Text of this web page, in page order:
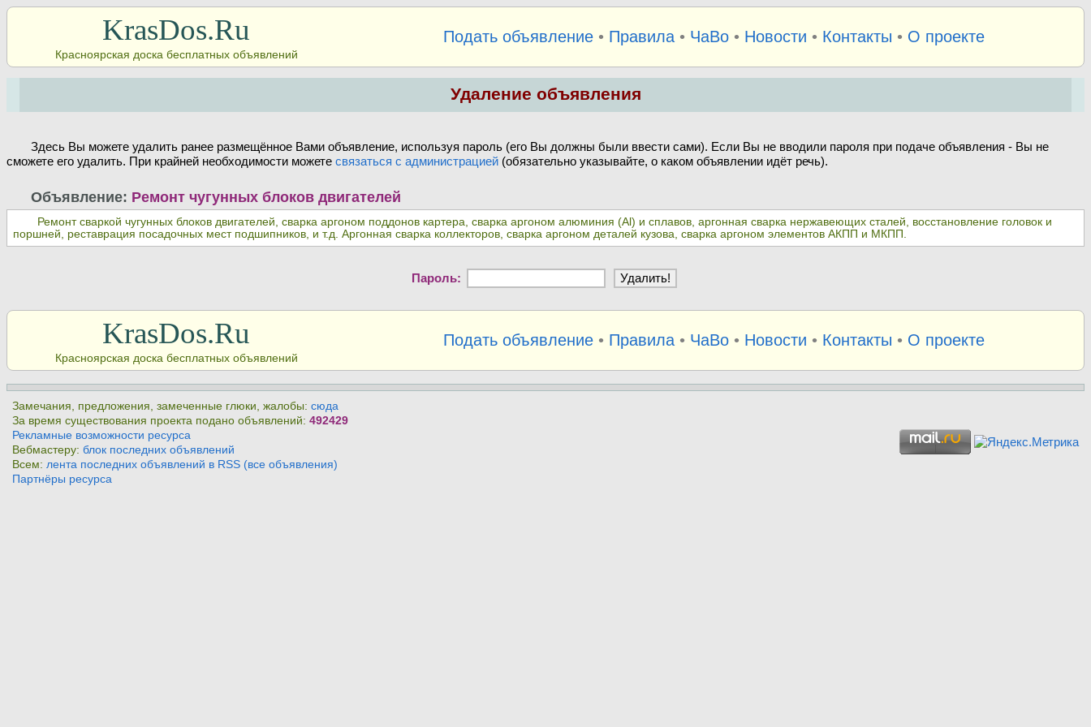
KrasDos.Ru
Красноярская доска бесплатных объявлений
Подать объявление• Правила• ЧаВо• Новости • Контакты • О проекте
Удаление объявления
Здесь Вы можете удалить ранее размещённое Вами объявление, используя пароль (его Вы должны были ввести сами). Если Вы не вводили пароля при подаче объявления - Вы не
сможете его удалить. При крайней необходимости можете связаться с администрацией(обязательно указывайте, о каком объявлении идёт речь).
Объявление: Ремонт чугунных блоков двигателей
Ремонт сваркой чугунных блоков двигателей, сварка аргоном поддонов картера, сварка аргоном алюминия (Al) и сплавов, аргонная сварка нержавеющих сталей, восстановление головок и
поршней, реставрация посадочных мест подшипников, и т.д. Аргонная сварка коллекторов, сварка аргоном деталей кузова, сварка аргоном элементов АКПП и МКПП.
Пароль:
KrasDos.Ru
Красноярская доска бесплатных объявлений
Подать объявление• Правила• ЧаВо• Новости • Контакты • О проекте
Замечания, предложения, замеченные глюки, жалобы: сюда
За время существования проекта подано объявлений: 492429
Рекламные возможности ресурса
Вебмастеру: блок последних объявлений
Всем: лента последних объявлений в RSS (все объявления)
Партнёры ресурса